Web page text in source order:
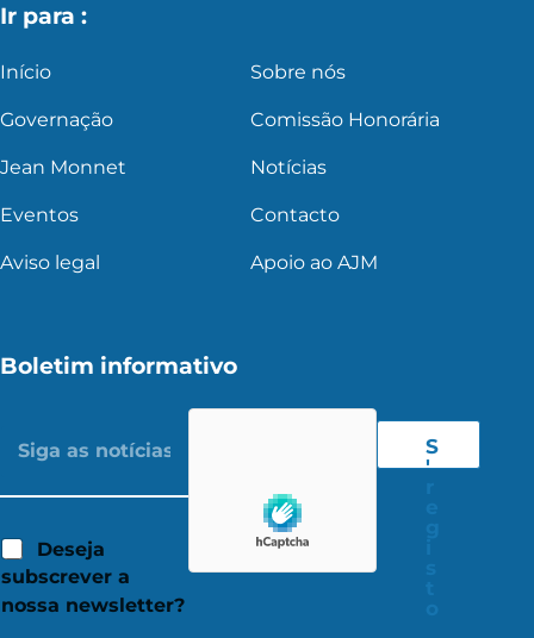
Ir para :
Início Sobre nós
Governação Comissão Honorária
Jean Monnet Notícias
Eventos Contacto
Aviso legal Apoio ao AJM
Boletim informativo
Deseja
subscrever a
nossa newsletter?
S
'